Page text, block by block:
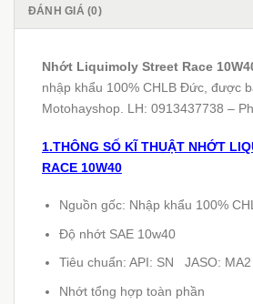
ĐÁNH GIÁ (0)
Nhớt Liquimoly Street Race
nhập khẩu 100% CHLB Đức, được
Motohayshop. LH: 0913437738 –
1.THÔNG SỐ KĨ THUẬT NHỚT
RACE 10W40
Nguồn gốc: Nhập khẩu 100%
Độ nhớt SAE 10w40
Tiêu chuẩn: API: SN JASO: MA2
Nhớt tổng hợp toàn phần